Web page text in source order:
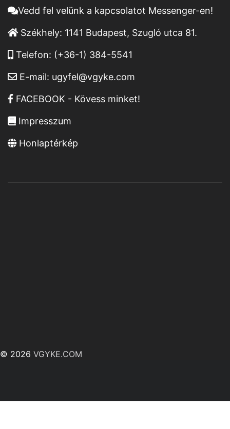
Vedd fel velünk a kapcsolatot Messenger-en!
Székhely: 1141 Budapest, Szugló utca 81.
Telefon: (+36-1) 384-5541
E-mail: ugyfel@vgyke.com
FACEBOOK - Kövess minket!
Impresszum
Honlaptérkép
© 2026 VGYKE.COM